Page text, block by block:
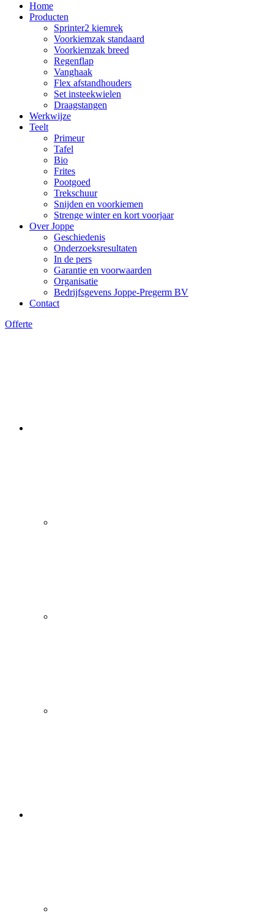
Home
Producten
Sprinter2 kiemrek
Voorkiemzak standaard
Voorkiemzak breed
Regenflap
Vanghaak
Flex afstandhouders
Set insteekwielen
Draagstangen
Werkwijze
Teelt
Primeur
Tafel
Bio
Frites
Pootgoed
Trekschuur
Snijden en voorkiemen
Strenge winter en kort voorjaar
Over Joppe
Geschiedenis
Onderzoeksresultaten
In de pers
Garantie en voorwaarden
Organisatie
Bedrijfsgevens Joppe-Pregerm BV
Contact
Offerte